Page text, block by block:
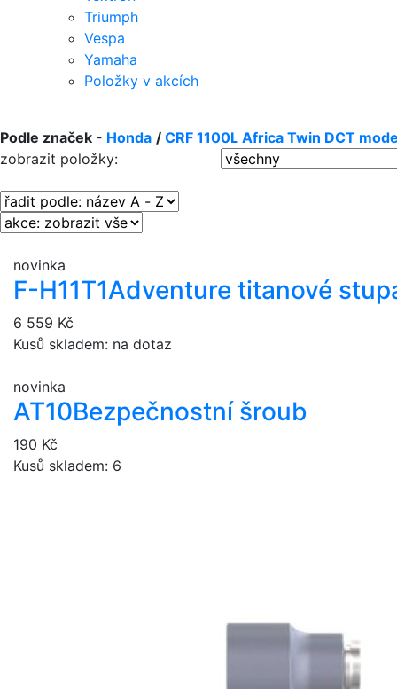
Triumph
Vespa
Yamaha
Položky v akcích
Podle značek - Honda / CRF 1100L Africa Twin DCT
zobrazit položky:
novinka
F-H11T1Adventure titanové
6 559 Kč
Kusů skladem: na dotaz
novinka
AT10Bezpečnostní šroub
190 Kč
Kusů skladem: 6